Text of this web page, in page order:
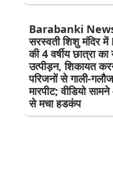
Barabanki
सरस्वती शिशु मंदिर में
की 4 वर्षीय छात्रा का
उत्पीड़न, शिकायत
परिजनों से गाली-
मारपीट; वीडियो
से मचा हडकंप